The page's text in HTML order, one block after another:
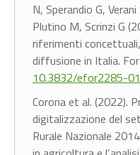
N, Sperandio G,
Plutino M, Scrinzi G
riferimenti
diffusione in Italia.
10.3832/efor2285-
Corona et al. (2022).
digitalizzazione del
Rurale Nazionale